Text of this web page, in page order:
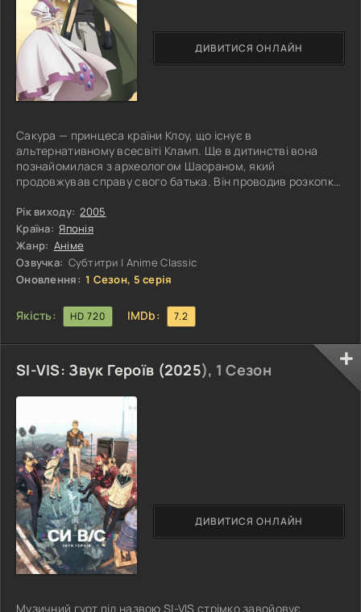
Сакура — принцеса країни Клоу, що існує в
альтернативному всесвіті Кламп. Ще в дитинстві вона
познайомилася з археологом Шаораном, який
продовжував справу свого батька. Він проводив розкопки
королівстві, яким править Сакура. Подорослішавши, вони
закохалися одне в одного, але щастя цих двох закоханих
було недовгим: одного разу Сакуру покликала ця древня
сила, і за її спиною спалахнули крила, пір'я з яких
розлетілися по різних вимірах. І біда в
Рік виходу: 2005
Країна: Японія
Жанр: Аніме
Озвучка: Субтитри | Anime Classic
Оновлення: 1 Сезон, 5 серія
Якість: HD 720 IMDb: 7.2
ДИВИТИСЯ ОНЛАЙН
SI-VIS: Звук Героїв (2025), 1 Сезон
Музичний гурт під назвою SI-VIS стрімко завойовує
ДИВИТИСЯ ОНЛАЙН